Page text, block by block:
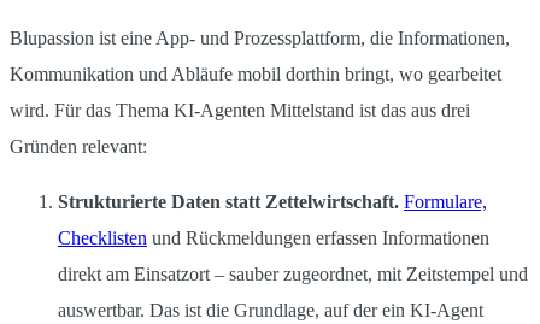
Blupassion ist eine App- und Prozessplattform, die Informationen,
Kommunikation und Abläufe mobil dorthin bringt, wo gearbeitet
wird. Für das Thema KI-Agenten Mittelstand ist das aus drei
Gründen relevant:
Strukturierte Daten statt Zettelwirtschaft. Formulare,
Checklisten und Rückmeldungen erfassen Informationen
direkt am Einsatzort – sauber zugeordnet, mit Zeitstempel und
auswertbar. Das ist die Grundlage, auf der ein KI-Agent